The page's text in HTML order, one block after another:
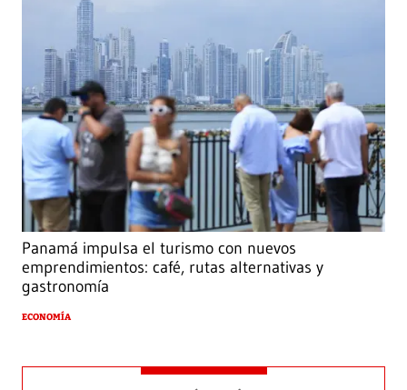
Panamá impulsa el turismo con nuevos
emprendimientos: café, rutas alternativas y
gastronomía
ECONOMÍA